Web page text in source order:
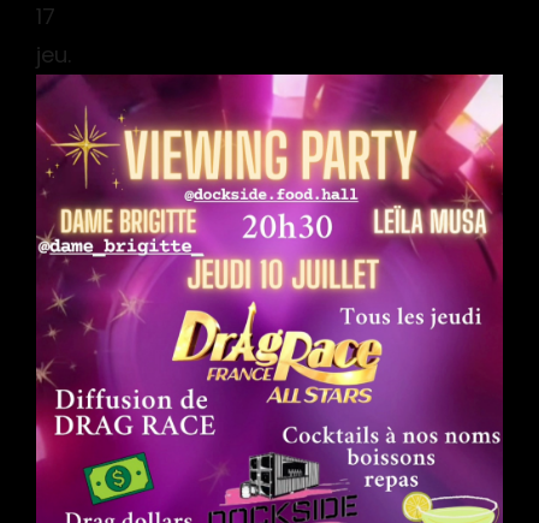
17
jeu.